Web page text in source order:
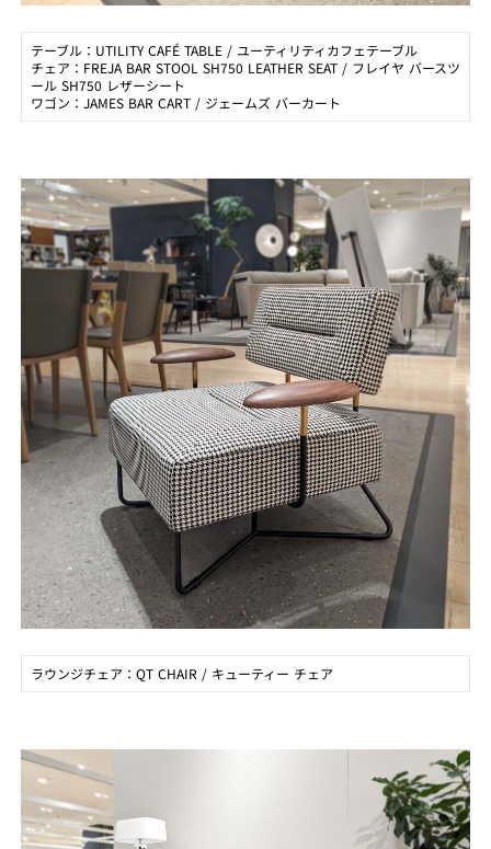
テーブル：UTILITY CAFÉ TABLE / ユーティリティカフェテーブル
チェア：FREJA BAR STOOL SH750 LEATHER SEAT / フレイヤ バースツ
ール SH750 レザーシート
ワゴン：JAMES BAR CART / ジェームズ バーカート
ラウンジチェア：QT CHAIR / キューティー チェア